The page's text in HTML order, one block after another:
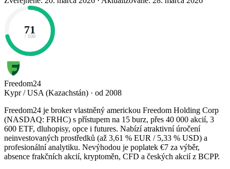
71
/ 100
Freedom24
Kypr / USA (Kazachstán) · od 2008
Freedom24 je broker vlastněný americkou Freedom Holding Corp
(NASDAQ: FRHC) s přístupem na 15 burz, přes 40 000 akcií, 3
600 ETF, dluhopisy, opce i futures. Nabízí atraktivní úročení
neinvestovaných prostředků (až 3,61 % EUR / 5,33 % USD) a
profesionální analytiku. Nevýhodou je poplatek €7 za výběr,
absence frakčních akcií, kryptoměn, CFD a českých akcií z BCPP.